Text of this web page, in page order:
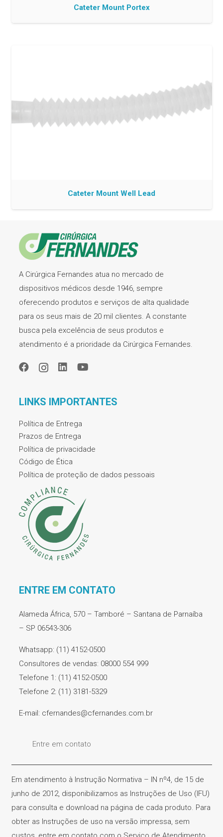
Cateter Mount Portex
Cateter Mount Well Lead
A Cirúrgica Fernandes atua no mercado de
dispositivos médicos desde 1946, sempre
oferecendo produtos e serviços de alta qualidade
para os seus mais de 20 mil clientes. A constante
busca pela excelência de seus produtos e
atendimento é a prioridade da Cirúrgica Fernandes.
LINKS IMPORTANTES
Política de Entrega
Prazos de Entrega
Política de privacidade
Código de Ética
Política de proteção de dados pessoais
ENTRE EM CONTATO
Alameda África, 570 – Tamboré – Santana de Parnaíba
– SP 06543-306
Whatsapp: (11) 4152-0500
Consultores de vendas: 08000 554 999
Telefone 1: (11) 4152-0500
Telefone 2: (11) 3181-5329
E-mail: cfernandes@cfernandes.com.br
Entre em contato
Em atendimento à Instrução Normativa – IN nº4, de 15 de
junho de 2012, disponibilizamos as Instruções de Uso (IFU)
para consulta e download na página de cada produto. Para
obter as Instruções de uso na versão impressa, sem